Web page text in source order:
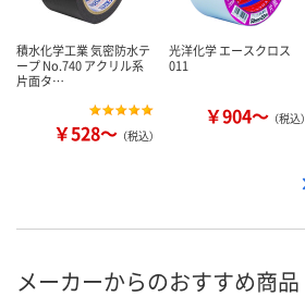
積水化学工業 気密防水テ
ープ No.740 アクリル系
片面タ…
￥528～ （税込）
光洋化学 エースクロス
011
￥904～ （税込）
メーカーからのおすすめ商品